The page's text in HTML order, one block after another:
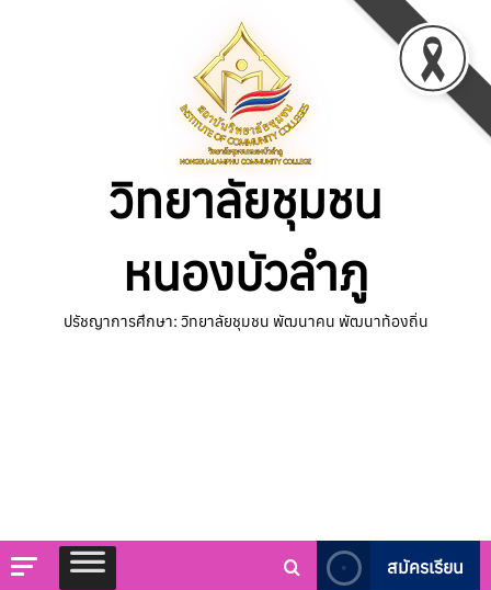
วิทยาลัยชุมชน
หนองบัวลำภู
ปรัชญาการศึกษา: วิทยาลัยชุมชน พัฒนาคน พัฒนาท้องถิ่น
สมัครเรียน